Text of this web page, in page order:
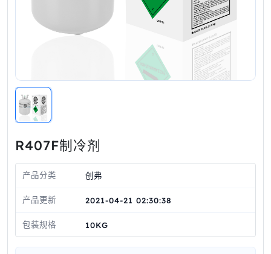
R407F制冷剂
产品分类 创弗
产品更新 2021-04-21 02:30:38
包装规格 10KG